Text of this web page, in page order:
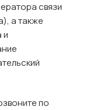
связи
а также
и
по